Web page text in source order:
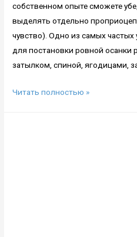
собственном опыте сможете
выделять отдельно
чувство). Одно из самых
для постановки ровной осанки
затылком, спиной, ягодицами,
Проприоцепция
Читать полностью »